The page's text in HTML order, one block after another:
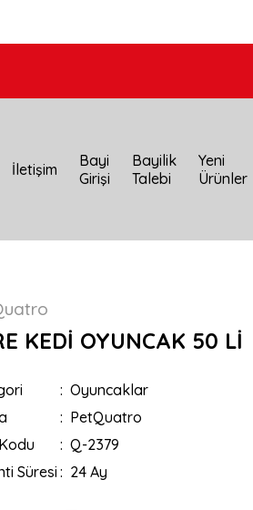
İletişim
Bayi
Girişi
Bayilik
Talebi
Yeni
Ürünler
KEDİ OYUNCAK 50 Lİ
Oyuncaklar
PetQuatro
Q-2379
Süresi
24 Ay